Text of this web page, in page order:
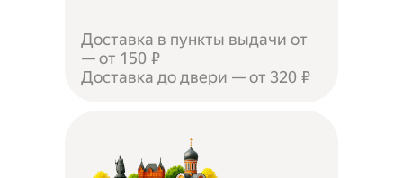
Доставка в пункты выдачи от
— от 150 ₽
Доставка до двери — от 320 ₽